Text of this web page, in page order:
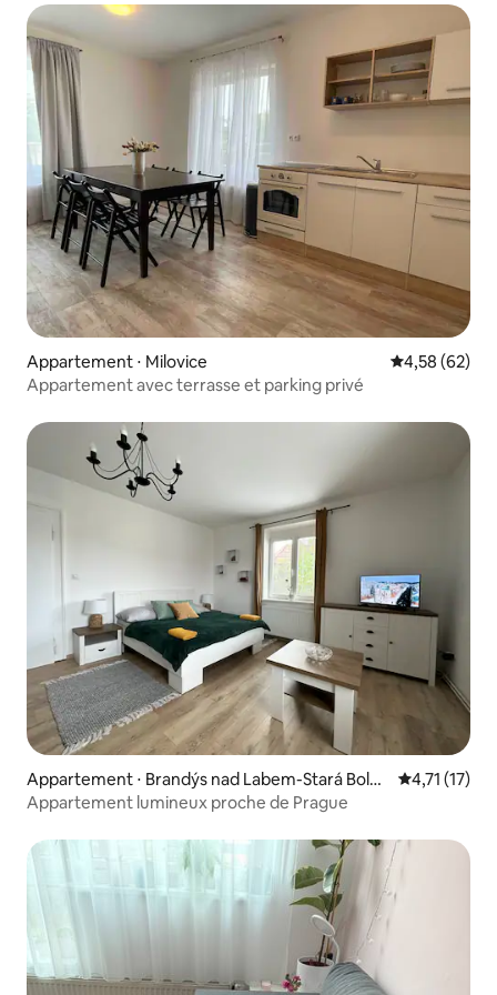
Appartement ⋅ Milovice Évaluation
4,58 (62)
Appartement avec terrasse et parking privé
Appartement ⋅ Brandýs nad Labem-Stará Boles
lav
Évaluation
4,71 (17)
Appartement lumineux proche de Prague